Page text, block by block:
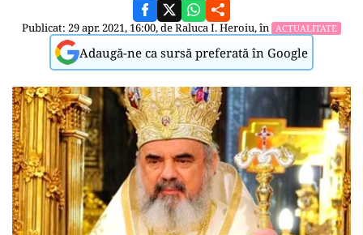
Publicat: 29 apr. 2021, 16:00, deRaluca I. Heroiu, în ACTUALITATE
Adaugă-ne ca sursă preferată în Google